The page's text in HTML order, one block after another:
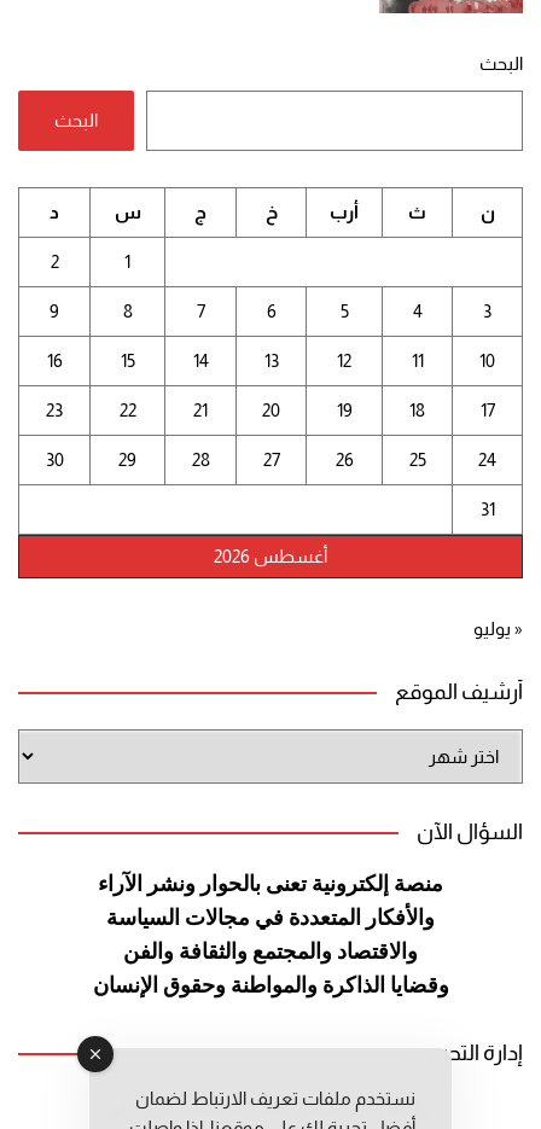
البحث
البحث
أغسطس 2026
ن ث أرب خ ج س د
1
2
3
4
5
6
7
8
9
10
11
12
13
14
15
16
17
18
19
20
21
22
23
24
25
26
27
28
29
30
31
« يوليو
أرشيف الموقع
الموقع
السؤال الآن
منصة إلكترونية تعنى بالحوار ونشر
الآراء
والأفكار المتعددة في مجالات السياسة
والاقتصاد والمجتمع والثقافة والفن
وقضايا الذاكرة والمواطنة وحقوق الإنسان
إدارة التحرير
رئيس التحرير: عبد الرحيم التوراني
نستخدم ملفات تعريف الارتباط لضمان